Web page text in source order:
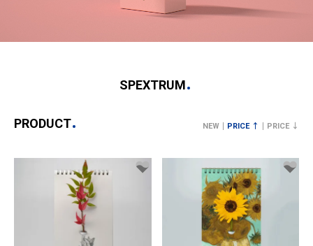
SPEXTRUM
PRODUCT NEW PRICE ↑ PRICE ↓